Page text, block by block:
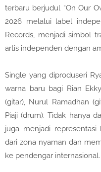
terbaru berjudul “On Our
2026 melalui label
Records, menjadi simbol
artis independen dengan
Single yang diproduseri
warna baru bagi Rian
(gitar), Nurul Ramadhan
Piaji (drum). Tidak hanya
juga menjadi representasi
dari zona nyaman dan
ke pendengar internasional.